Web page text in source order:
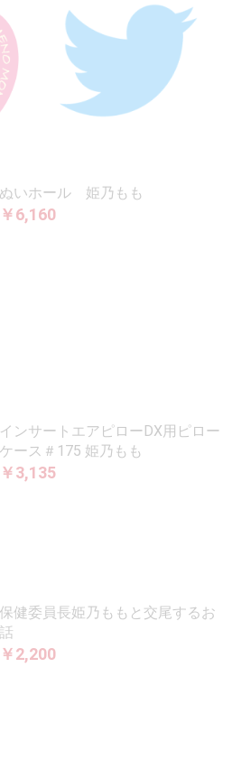
ぬいホール 姫乃もも
￥6,160
インサートエアピローDX用ピロー
ケース＃175 姫乃もも
￥3,135
保健委員長姫乃ももと交尾するお
話
￥2,200